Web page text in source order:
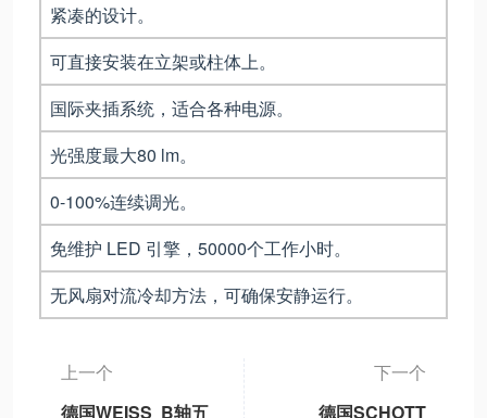
紧凑的设计。
可直接安装在立架或柱体上。
国际夹插系统，适合各种电源。
光强度最大80 lm。
0-100%连续调光。
免维护 LED 引擎，50000个工作小时。
无风扇对流冷却方法，可确保安静运行。
上一个
德国WEISS B轴五
下一个
德国SCHOTT